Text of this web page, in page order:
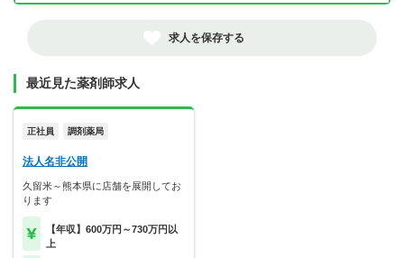
求人を保存する
最近見た薬剤師求人
正社員 調剤薬局
法人名非公開
久留米～熊本県に店舗を展開してお
ります
【年収】600万円～730万円以
上